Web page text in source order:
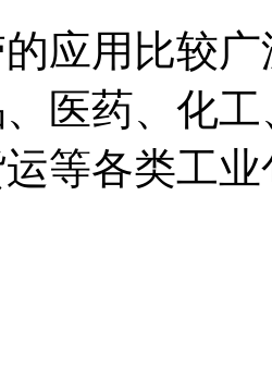
应用比较
医药、化
等各类工